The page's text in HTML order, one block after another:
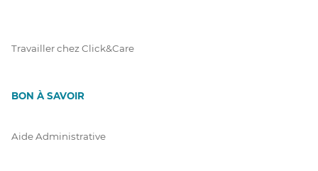
Travailler chez Click&Care
BON À SAVOIR
Aide Administrative